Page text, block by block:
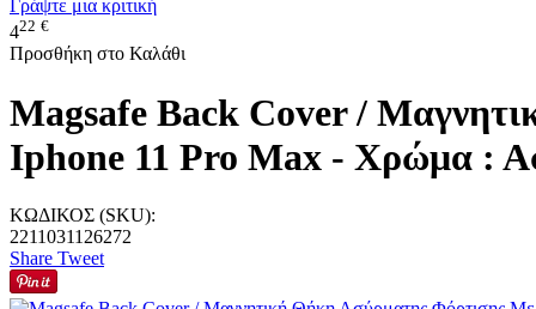
Γράψτε μια κριτική
422 €
Προσθήκη στο Καλάθι
Magsafe Back Cover /
Iphone 11 Pro Max - Χρώμα :
ΚΩΔΙΚΟΣ (SKU):
2211031126272
Share Tweet